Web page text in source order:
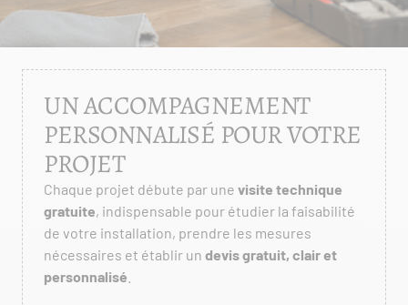
UN ACCOMPAGNEMENT
PERSONNALISÉ POUR VOTRE
PROJET
Chaque projet débute par une visite technique
gratuite, indispensable pour étudier la faisabilité
de votre installation, prendre les mesures
nécessaires et établir un devis gratuit, clair et
personnalisé